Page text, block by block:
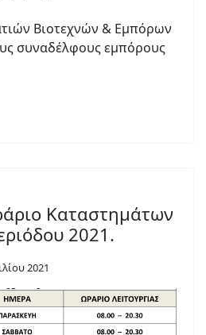
Βιοτεχνών & Εμπόρων
συναδέλφους εμπόρους
Καταστημάτων
2021.
2021